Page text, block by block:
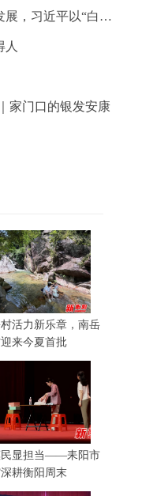
【首善答卷】习言道｜谈首都发展，习近平以“白菜心”为喻
家门口的银发安康
活力新乐章，南岳
来今夏首批
民显担当——耒阳市
耕衡阳周末